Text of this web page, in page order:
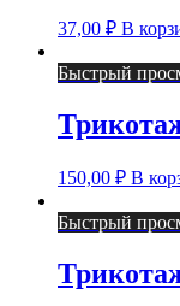
37,00 ₽ В
Быстрый
150,00 ₽ В
Быстрый